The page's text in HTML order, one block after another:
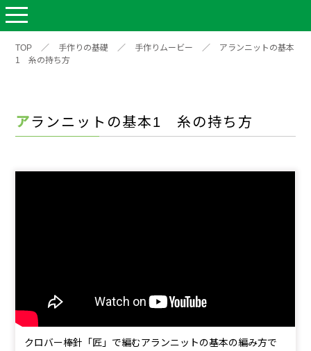
TOP ／ 手作りの基礎 ／ 手作りムービー ／
アランニットの基本
1 糸の持ち方
アランニットの基本1 糸の持ち方
クロバー棒針「匠」で編むアランニットの基本の編み方で